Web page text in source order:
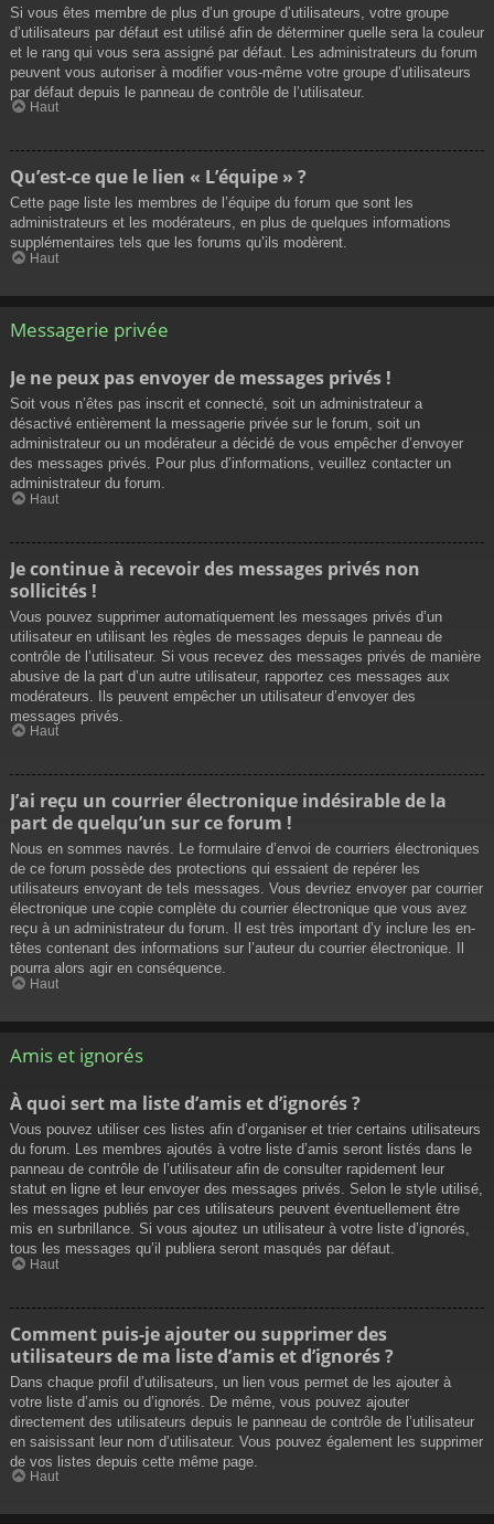
Si vous êtes membre de plus d’un groupe d’utilisateurs, votre groupe
d’utilisateurs par défaut est utilisé afin de déterminer quelle sera la couleur
et le rang qui vous sera assigné par défaut. Les administrateurs du forum
peuvent vous autoriser à modifier vous-même votre groupe d’utilisateurs
par défaut depuis le panneau de contrôle de l’utilisateur.
Haut
Qu’est-ce que le lien « L’équipe » ?
Cette page liste les membres de l’équipe du forum que sont les
administrateurs et les modérateurs, en plus de quelques informations
supplémentaires tels que les forums qu’ils modèrent.
Haut
Messagerie privée
Je ne peux pas envoyer de messages privés !
Soit vous n’êtes pas inscrit et connecté, soit un administrateur a
désactivé entièrement la messagerie privée sur le forum, soit un
administrateur ou un modérateur a décidé de vous empêcher d’envoyer
des messages privés. Pour plus d’informations, veuillez contacter un
administrateur du forum.
Haut
Je continue à recevoir des messages privés non
sollicités !
Vous pouvez supprimer automatiquement les messages privés d’un
utilisateur en utilisant les règles de messages depuis le panneau de
contrôle de l’utilisateur. Si vous recevez des messages privés de manière
abusive de la part d’un autre utilisateur, rapportez ces messages aux
modérateurs. Ils peuvent empêcher un utilisateur d’envoyer des
messages privés.
Haut
J’ai reçu un courrier électronique indésirable de la
part de quelqu’un sur ce forum !
Nous en sommes navrés. Le formulaire d’envoi de courriers électroniques
de ce forum possède des protections qui essaient de repérer les
utilisateurs envoyant de tels messages. Vous devriez envoyer par courrier
électronique une copie complète du courrier électronique que vous avez
reçu à un administrateur du forum. Il est très important d’y inclure les en-
têtes contenant des informations sur l’auteur du courrier électronique. Il
pourra alors agir en conséquence.
Haut
Amis et ignorés
À quoi sert ma liste d’amis et d’ignorés ?
Vous pouvez utiliser ces listes afin d’organiser et trier certains utilisateurs
du forum. Les membres ajoutés à votre liste d’amis seront listés dans le
panneau de contrôle de l’utilisateur afin de consulter rapidement leur
statut en ligne et leur envoyer des messages privés. Selon le style utilisé,
les messages publiés par ces utilisateurs peuvent éventuellement être
mis en surbrillance. Si vous ajoutez un utilisateur à votre liste d’ignorés,
tous les messages qu’il publiera seront masqués par défaut.
Haut
Comment puis-je ajouter ou supprimer des
utilisateurs de ma liste d’amis et d’ignorés ?
Dans chaque profil d’utilisateurs, un lien vous permet de les ajouter à
votre liste d’amis ou d’ignorés. De même, vous pouvez ajouter
directement des utilisateurs depuis le panneau de contrôle de l’utilisateur
en saisissant leur nom d’utilisateur. Vous pouvez également les supprimer
de vos listes depuis cette même page.
Haut